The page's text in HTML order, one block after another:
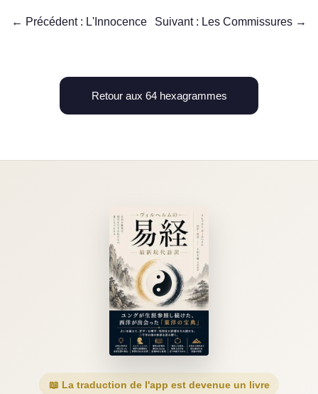
← Précédent : L'Innocence Suivant : Les Commissures →
Retour aux 64 hexagrammes
📖 La traduction de l'app est devenue un livre